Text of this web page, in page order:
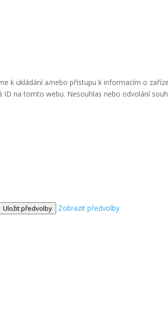
k ukládání a/nebo přístupu k informacím o
na tomto webu. Nesouhlas nebo odvolání
Uložit předvolby
Zobrazit předvolby